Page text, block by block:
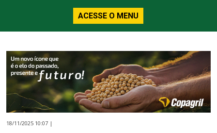
ACESSE O MENU
18/11/2025 10:07 |